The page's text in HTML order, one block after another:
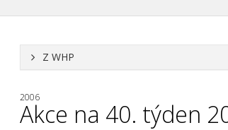
Z WHP
2006
Akce na 40. týden